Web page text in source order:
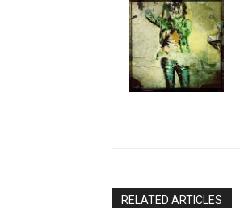
RELATED ARTICLES